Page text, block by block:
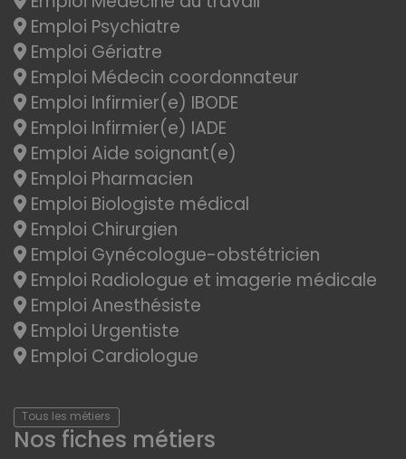
Emploi Psychiatre
Emploi Gériatre
Emploi Médecin coordonnateur
Emploi Infirmier(e) IBODE
Emploi Infirmier(e) IADE
Emploi Aide soignant(e)
Emploi Pharmacien
Emploi Biologiste médical
Emploi Chirurgien
Emploi Gynécologue-obstétricien
Emploi Radiologue et imagerie médicale
Emploi Anesthésiste
Emploi Urgentiste
Emploi Cardiologue
Tous les métiers
Nos fiches métiers